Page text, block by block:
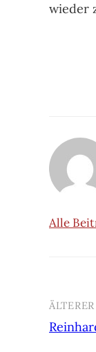
wieder
Alle